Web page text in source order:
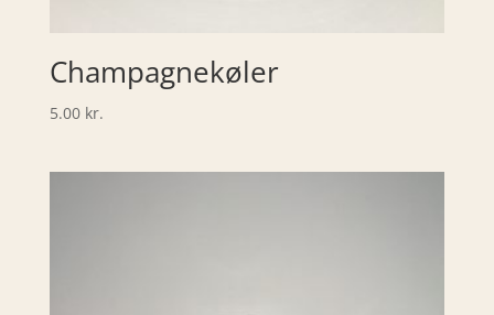
Champagnekøler
5.00 kr.